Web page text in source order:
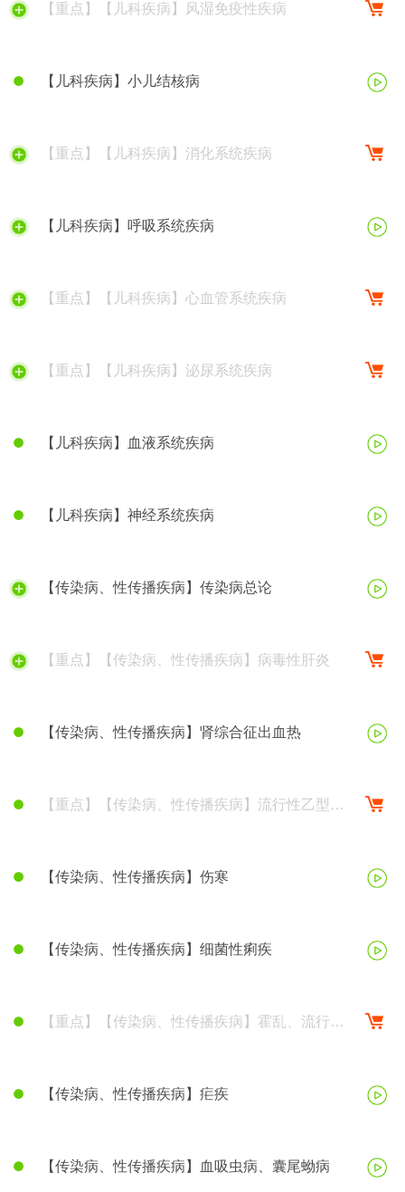
【重点】【儿科疾病】风湿免疫性疾病
【儿科疾病】小儿结核病
【重点】【儿科疾病】消化系统疾病
【儿科疾病】呼吸系统疾病
【重点】【儿科疾病】心血管系统疾病
【重点】【儿科疾病】泌尿系统疾病
【儿科疾病】血液系统疾病
【儿科疾病】神经系统疾病
【传染病、性传播疾病】传染病总论
【重点】【传染病、性传播疾病】病毒性肝炎
【传染病、性传播疾病】肾综合征出血热
【重点】【传染病、性传播疾病】流行性乙型脑
【传染病、性传播疾病】伤寒
【传染病、性传播疾病】细菌性痢疾
【重点】【传染病、性传播疾病】霍乱、流行性
【传染病、性传播疾病】疟疾
【传染病、性传播疾病】血吸虫病、囊尾蚴病